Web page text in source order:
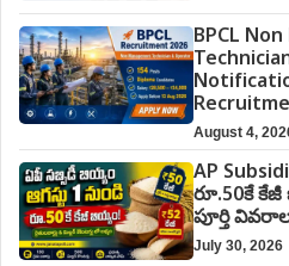
BPCL
August 4,
AP
రూ.50కే
పూర్తి
July 30, 2026